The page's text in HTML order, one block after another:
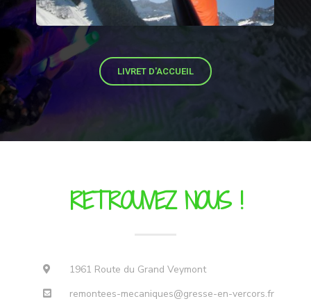
LIVRET D'ACCUEIL
RETROUVEZ NOUS !
1961 Route du Grand Veymont
remontees-mecaniques@gresse-en-vercors.fr